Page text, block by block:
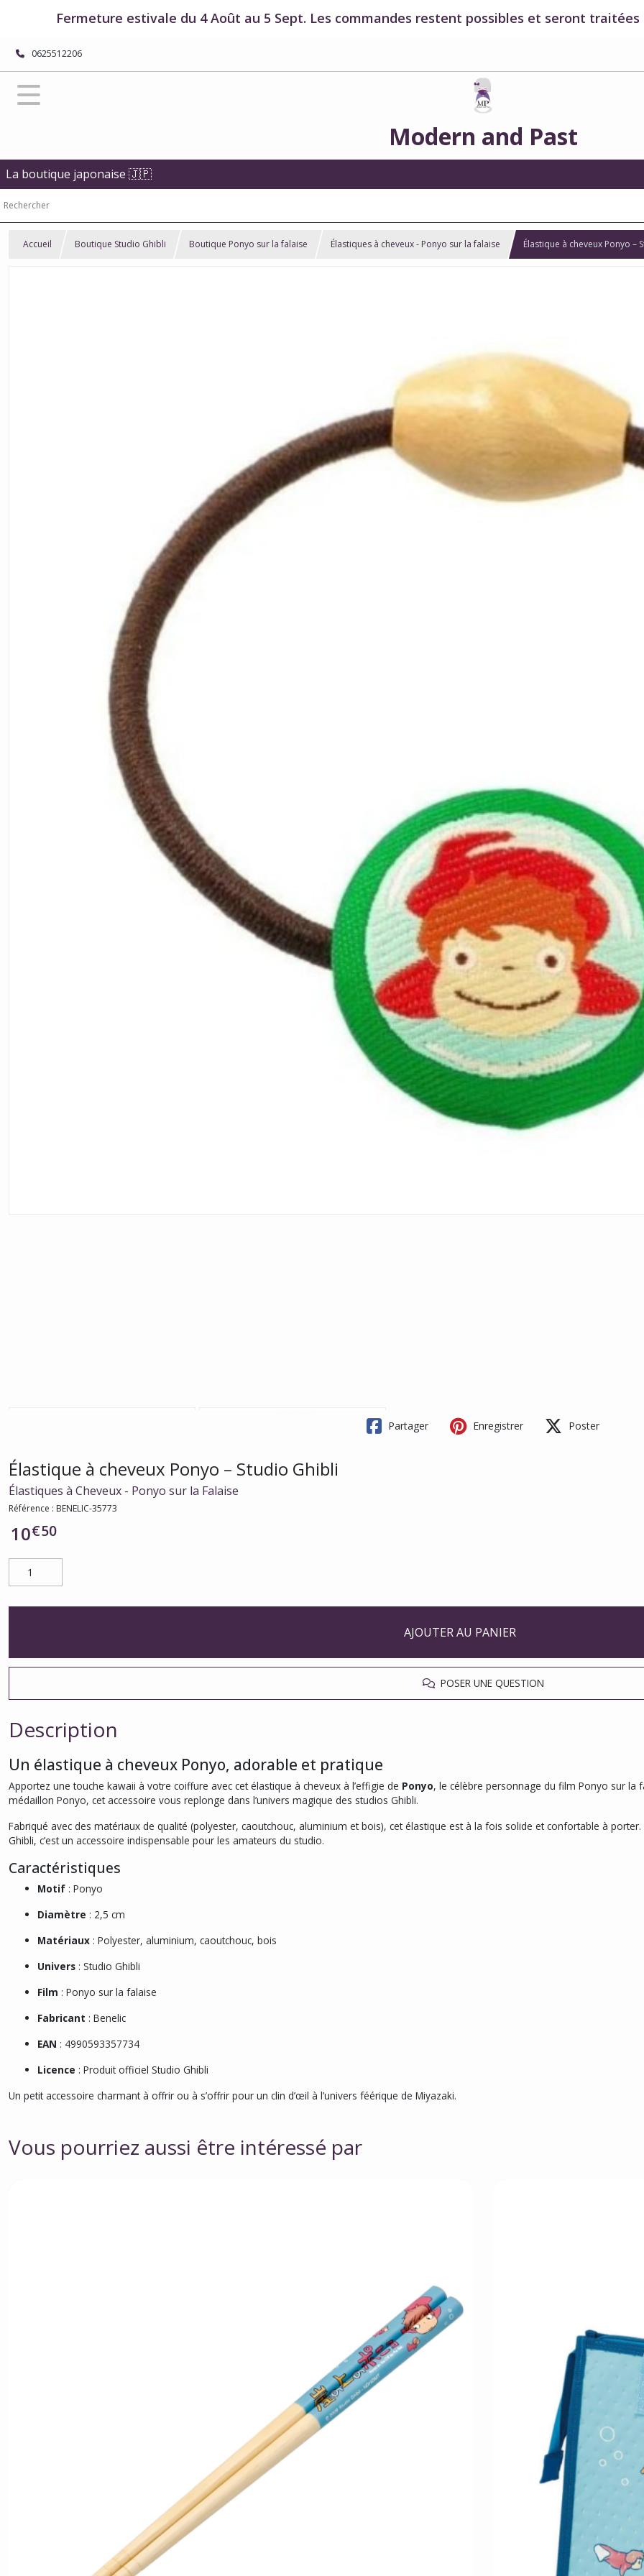
Fermeture estivale du 4 Août au 5 Sept. Les commandes restent possibles et seront
0625512206
Modern and Past
La boutique japonaise 🇯🇵
Accueil Boutique Studio Ghibli Boutique Ponyo sur la falaise Élastiques à cheveux - Ponyo sur la falaise Élastique à cheveux Ponyo –
Partager Enregistrer Poster
Élastique à cheveux Ponyo – Studio Ghibli
Élastiques à Cheveux - Ponyo sur la Falaise
Référence : BENELIC-35773
10€50
AJOUTER AU PANIER
POSER UNE QUESTION
Description
Un élastique à cheveux Ponyo, adorable et pratique
Apportez une touche kawaii à votre coiffure avec cet élastique à cheveux à l’effigie de Ponyo, le célèbre personnage du film Ponyo sur la
médaillon Ponyo, cet accessoire vous replonge dans l’univers magique des studios Ghibli.
Fabriqué avec des matériaux de qualité (polyester, caoutchouc, aluminium et bois), cet élastique est à la fois solide et confortable à
Ghibli, c’est un accessoire indispensable pour les amateurs du studio.
Caractéristiques
Motif : Ponyo
Diamètre : 2,5 cm
Matériaux : Polyester, aluminium, caoutchouc, bois
Univers : Studio Ghibli
Film : Ponyo sur la falaise
Fabricant : Benelic
EAN : 4990593357734
Licence : Produit officiel Studio Ghibli
Un petit accessoire charmant à offrir ou à s’offrir pour un clin d’œil à l’univers féérique de Miyazaki.
Vous pourriez aussi être intéressé par